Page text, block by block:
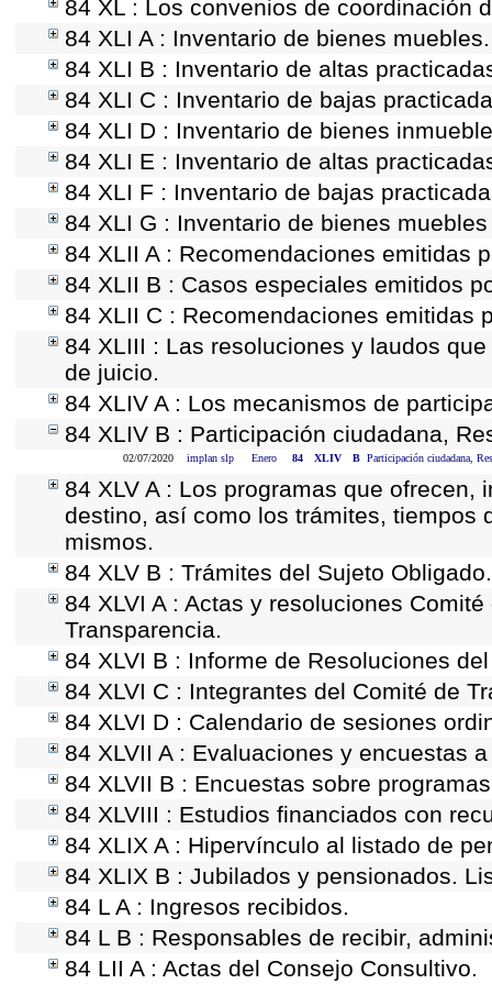
84 XL : Los convenios de coordinación
84 XLI A : Inventario de bienes muebles.
84 XLI B : Inventario de altas
84 XLI C : Inventario de bajas
84 XLI D : Inventario de bienes
84 XLI E : Inventario de altas
84 XLI F : Inventario de bajas
84 XLI G : Inventario de bienes
84 XLII A : Recomendaciones emitidas
84 XLII B : Casos especiales emitidos
84 XLII C : Recomendaciones emitidas
84 XLIII : Las resoluciones y laudos
de juicio.
84 XLIV A : Los mecanismos de
84 XLIV B : Participación ciudadana,
02/07/2020 implan slp Enero 84 XLIV B Participación ciudadana,
84 XLV A : Los programas que
destino, así como los trámites, tiempos
mismos.
84 XLV B : Trámites del Sujeto Obligado.
84 XLVI A : Actas y resoluciones
Transparencia.
84 XLVI B : Informe de Resoluciones
84 XLVI C : Integrantes del Comité de
84 XLVI D : Calendario de sesiones
84 XLVII A : Evaluaciones y encuestas
84 XLVII B : Encuestas sobre
84 XLVIII : Estudios financiados con
84 XLIX A : Hipervínculo al listado de
84 XLIX B : Jubilados y pensionados.
84 L A : Ingresos recibidos.
84 L B : Responsables de recibir,
84 LII A : Actas del Consejo Consultivo.